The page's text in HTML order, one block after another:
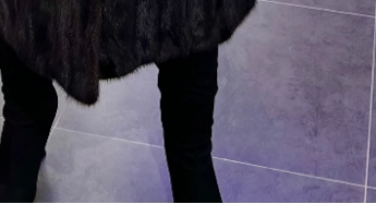
kožich nejlepší kvality SAGA SUPER MINK